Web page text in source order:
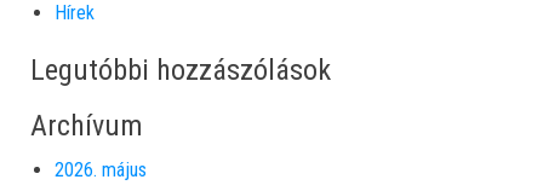
Hírek
Legutóbbi hozzászólások
Archívum
2026. május